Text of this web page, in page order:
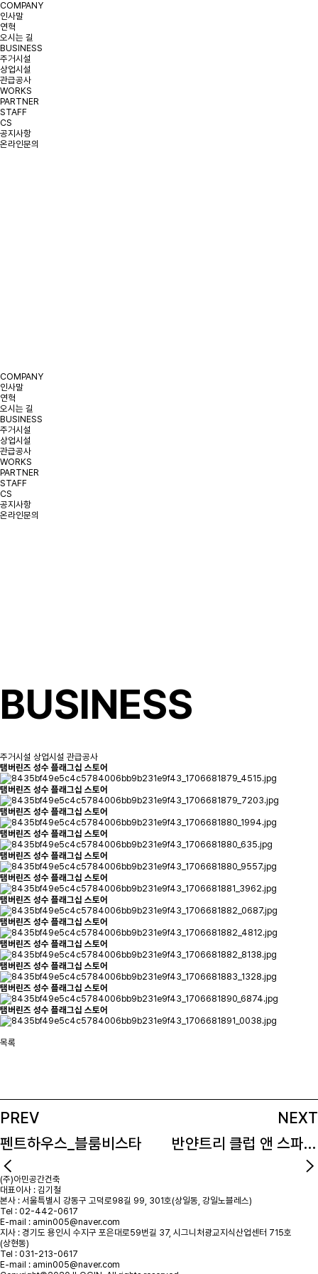
COMPANY
인사말
연혁
오시는 길
BUSINESS
주거시설
상업시설
관급공사
WORKS
PARTNER
STAFF
CS
공지사항
온라인문의
COMPANY
인사말
연혁
오시는 길
BUSINESS
주거시설
상업시설
관급공사
WORKS
PARTNER
STAFF
CS
공지사항
온라인문의
BUSINESS
주거시설 상업시설 관급공사
탬버린즈 성수 플래그십 스토어
탬버린즈 성수 플래그십 스토어
탬버린즈 성수 플래그십 스토어
탬버린즈 성수 플래그십 스토어
탬버린즈 성수 플래그십 스토어
탬버린즈 성수 플래그십 스토어
탬버린즈 성수 플래그십 스토어
탬버린즈 성수 플래그십 스토어
탬버린즈 성수 플래그십 스토어
탬버린즈 성수 플래그십 스토어
탬버린즈 성수 플래그십 스토어
탬버린즈 성수 플래그십 스토어
목록
PREV
펜트하우스_블룸비스타
NEXT
반얀트리 클럽 앤 스파 서울
(주)아민공간건축
대표이사 : 김기철
본사 : 서울특별시 강동구 고덕로98길 99, 301호(상일동, 강일노블레스)
Tel : 02-442-0617
E-mail : amin005@naver.com
지사 : 경기도 용인시 수지구 포은대로59번길 37, 시그니처광교지식산업센터 715호
(상현동)
Tel : 031-213-0617
E-mail : amin005@naver.com